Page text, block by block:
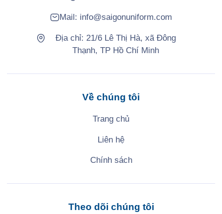
Mail: info@saigonuniform.com
Địa chỉ: 21/6 Lê Thị Hà, xã Đông
Thạnh, TP Hồ Chí Minh
Về chúng tôi
Trang chủ
Liên hệ
Chính sách
Theo dõi chúng tôi